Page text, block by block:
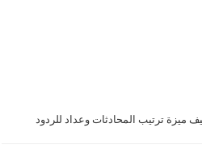
ميزة ترتيب المحادثات وعداد للردود